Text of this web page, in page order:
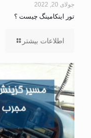
جولای 20, 2022
تور اینکامینگ چیست ؟
اطلاعات بیشتر